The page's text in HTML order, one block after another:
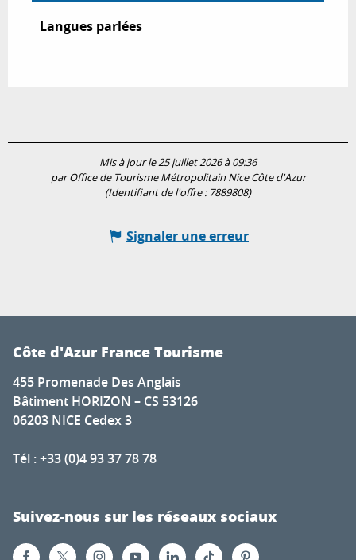
Langues parlées
Langues parlées
Mis à jour le 25 juillet 2026 à 09:36
par Office de Tourisme Métropolitain Nice Côte d'Azur
(Identifiant de l'offre : 7889808)
Signaler une erreur
Côte d'Azur France Tourisme
455 Promenade Des Anglais
Bâtiment HORIZON – CS 53126
06203 NICE Cedex 3
Tél : +33 (0)4 93 37 78 78
Suivez-nous sur les réseaux sociaux